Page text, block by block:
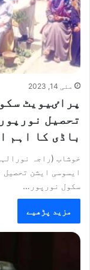
مئی 14, 2023
پراٸیویٹ
تحصیل
باڈی کا اہم
خوشاب (راجہ
ایسوسی ایشن
سکول نورپور…
مزید پڑھیے